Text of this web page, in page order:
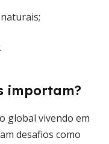
importam?
global vivendo em
desafios como